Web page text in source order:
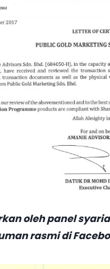
oleh panel
rasmi di